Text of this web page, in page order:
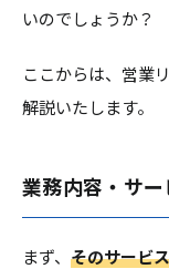
いのでしょうか？
ここからは、営業
解説いたします。
業務内容・サ
まず、 そのサービ